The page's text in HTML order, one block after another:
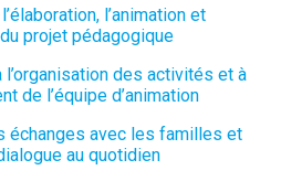
l’animation et
projet pédagogique
l’organisation des activités et à
de l’équipe d’animation
échanges avec les familles et
au quotidien